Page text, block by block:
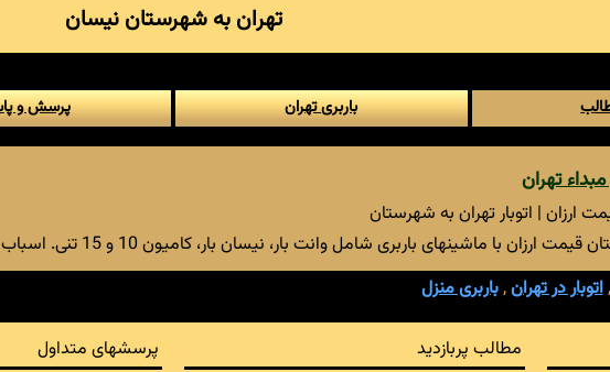
تهران به شهرستان نیسان
باربری تهران پرسش و
تهران
ارزان | اتوبار تهران به شهرستان
باربری شامل وانت بار، نیسان بار، کامیون 10 و 15 تنی. اسباب کشی و حمل بار تهران به شهرستان با اتوبار طلایی تهران
,اتوبار در تهران,باربری منزل
مطالب پربازدید پرسشهای متداول